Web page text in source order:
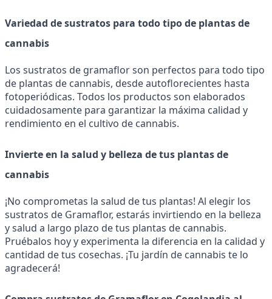
Variedad de sustratos para todo tipo de plantas de
cannabis
Los sustratos de gramaflor son perfectos para todo tipo
de plantas de cannabis, desde autoflorecientes hasta
fotoperiódicas. Todos los productos son elaborados
cuidadosamente para garantizar la máxima calidad y
rendimiento en el cultivo de cannabis.
Invierte en la salud y belleza de tus plantas de
cannabis
¡No comprometas la salud de tus plantas! Al elegir los
sustratos de Gramaflor, estarás invirtiendo en la belleza
y salud a largo plazo de tus plantas de cannabis.
Pruébalos hoy y experimenta la diferencia en la calidad y
cantidad de tus cosechas. ¡Tu jardín de cannabis te lo
agradecerá!